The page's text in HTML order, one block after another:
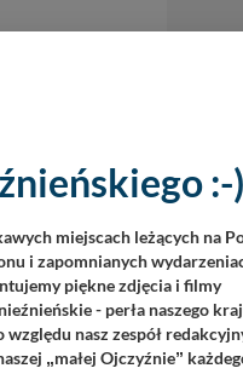
:-)
miejscach leżących na
i zapomnianych
piękne zdjęcia i filmy
- perła naszego
nasz zespół
„małej Ojczyźnie”